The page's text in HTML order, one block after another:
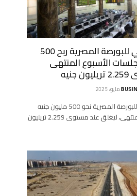
رأس المال السوقي للبورصة المصرية ربح 500
الأسبوع المنتهى
ربح رأس المال السوقي للبورصة المصرية نحو 500 مليون جنيه
خلال جلسات الأسبوع المنتهى، ليغلق عند مستوى 2.259 تريليون